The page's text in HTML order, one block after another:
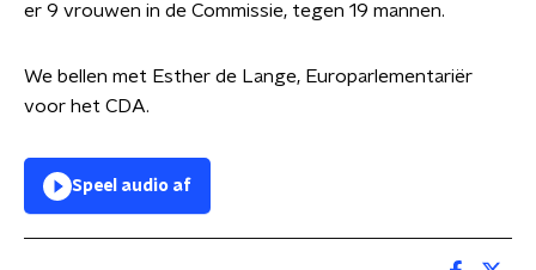
er 9 vrouwen in de Commissie, tegen 19 mannen.
We bellen met Esther de Lange, Europarlementariër
voor het CDA.
Speel audio af